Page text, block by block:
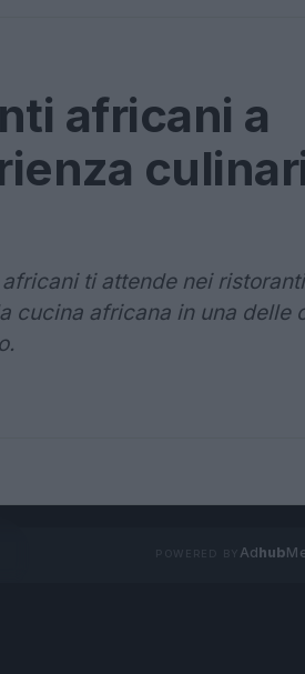
africani a
ti attende nei
cucina africana in una delle
Adhub